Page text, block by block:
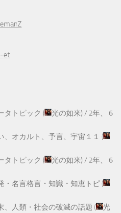
et
タトピック ( 光の如来) / 2年、 6
、オカルト、予言、宇宙１１ (
タトピック ( 光の如来) / 2年、 6
・名言格言・知識・知恵トピ (
、人類・社会の破滅の話題 (
光